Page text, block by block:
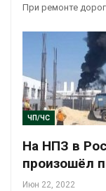
При ремонте
ЧП/ЧС
На НПЗ в
произошёл
Июн 22, 2022